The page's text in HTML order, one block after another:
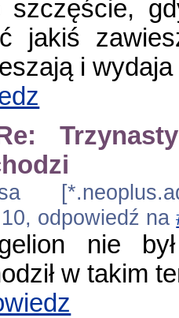
szczęście,
jakiś
i
odpowiedź na
nie
w takim